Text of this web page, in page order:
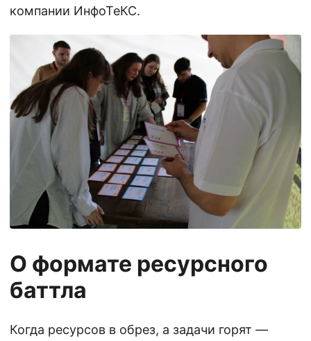
компании ИнфоТеКС.
О формате ресурсного
баттла
Когда ресурсов в обрез, а задачи горят —